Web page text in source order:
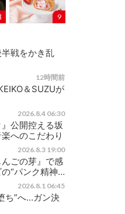
9
半戦をかき乱
12時間前
＆SUZUが
2026.8.4 06:30
』公開控える坂
へのこだわり
2026.8.3 19:00
ごの芽』で感
“パンク精神…
2026.8.1 06:45
ち”へ…ガン決